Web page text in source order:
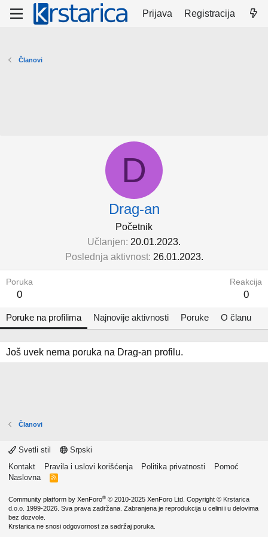
Prijava Registracija
Članovi
D
Drag-an
Početnik
Učlanjen 20.01.2023.
Poslednja aktivnost 26.01.2023.
Poruka
0
Reakcija
0
Poruke na profilima Najnovije aktivnosti Poruke O članu
Još uvek nema poruka na Drag-an profilu.
Članovi
Svetli stil
Srpski
Kontakt
Pravila i uslovi korišćenja Politika privatnosti
Pomoć
Naslovna
R
Community platform by XenForo® © 2010-2025 XenForo Ltd. Copyright © Krstarica
d.o.o. 1999-2026. Sva prava zadržana. Zabranjena je reprodukcija u celini i u delovima
bez dozvole.
Krstarica ne snosi odgovornost za sadržaj poruka.